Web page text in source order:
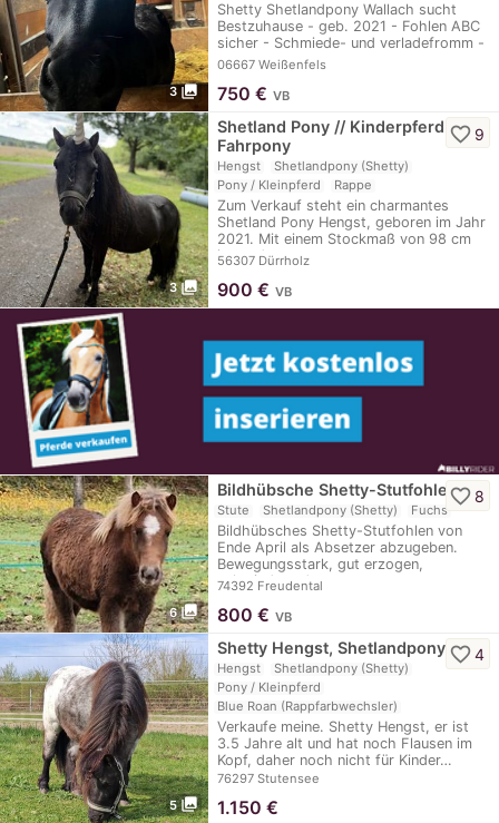
3 photo_library
Shetty Shetlandpony Wallach sucht
Bestzuhause - geb. 2021 - Fohlen ABC
sicher - Schmiede- und verladefromm -
…
06667 Weißenfels
750 € VB
3 photo_library
Shetland Pony // Kinderpferd //
Fahrpony
Hengst
Shetlandpony (Shetty)
Pony / Kleinpferd
Rappe
Zum Verkauf steht ein charmantes
Shetland Pony Hengst, geboren im Jahr
2021. Mit einem Stockmaß von 98 cm
ist er der…
56307 Dürrholz
favorite_border 9
900 € VB
6 photo_library
Bildhübsche Shetty-Stutfohlen
Stute Shetlandpony (Shetty) Fuchs
Bildhübsches Shetty-Stutfohlen von
Ende April als Absetzer abzugeben.
Bewegungsstark, gut erzogen,
schmied- und…
74392 Freudental
favorite_border 8
800 € VB
5 photo_library
Shetty Hengst, Shetlandpony
Hengst
Shetlandpony (Shetty)
Pony / Kleinpferd
Blue Roan (Rappfarbwechsler)
Verkaufe meine. Shetty Hengst, er ist
3.5 Jahre alt und hat noch Flausen im
Kopf, daher noch nicht für Kinder…
76297 Stutensee
favorite_border4
1.150 €